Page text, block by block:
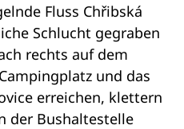
Fluss Chřibská
Schlucht gegraben
rechts auf dem
und das
erreichen, klettern
der Bushaltestelle